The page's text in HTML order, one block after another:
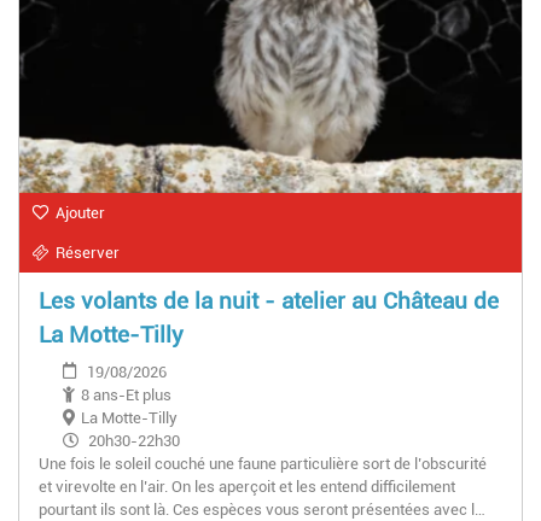
Ajouter
Réserver
Les volants de la nuit - atelier au Château de
La Motte-Tilly
19/08/2026
8 ans-Et plus
La Motte-Tilly
20h30-22h30
Une fois le soleil couché une faune particulière sort de l’obscurité
et virevolte en l’air. On les aperçoit et les entend difficilement
pourtant ils sont là. Ces espèces vous seront présentées avec l…